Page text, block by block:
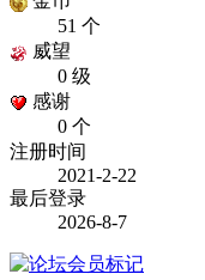
51 个
威望
0 级
感谢
0 个
注册时间
2021-2-22
最后登录
2026-8-7